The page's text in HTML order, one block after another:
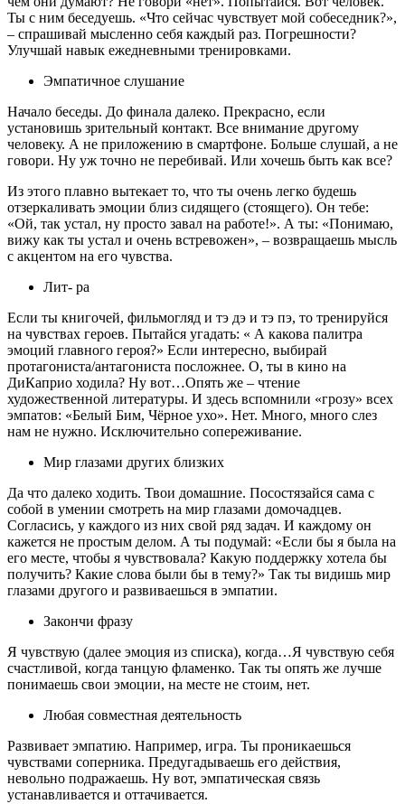
Ты с ним беседуешь. «Что сейчас чувствует мой собеседник?»,
– спрашивай мысленно себя каждый раз. Погрешности?
Улучшай навык ежедневными тренировками.
Эмпатичное слушание
Начало беседы. До финала далеко. Прекрасно, если
установишь зрительный контакт. Все внимание другому
человеку. А не приложению в смартфоне. Больше слушай, а не
говори. Ну уж точно не перебивай. Или хочешь быть как все?
Из этого плавно вытекает то, что ты очень легко будешь
отзеркаливать эмоции близ сидящего (стоящего). Он тебе:
«Ой, так устал, ну просто завал на работе!». А ты: «Понимаю,
вижу как ты устал и очень встревожен», – возвращаешь мысль
с акцентом на его чувства.
Лит- ра
Если ты книгочей, фильмогляд и тэ дэ и тэ пэ, то тренируйся
на чувствах героев. Пытайся угадать: « А какова палитра
эмоций главного героя?» Если интересно, выбирай
протагониста/антагониста посложнее. О, ты в кино на
ДиКаприо ходила? Ну вот…Опять же – чтение
художественной литературы. И здесь вспомнили «грозу» всех
эмпатов: «Белый Бим, Чёрное ухо». Нет. Много, много слез
нам не нужно. Исключительно сопереживание.
Мир глазами других близких
Да что далеко ходить. Твои домашние. Посостязайся сама с
собой в умении смотреть на мир глазами домочадцев.
Согласись, у каждого из них свой ряд задач. И каждому он
кажется не простым делом. А ты подумай: «Если бы я была на
его месте, чтобы я чувствовала? Какую поддержку хотела бы
получить? Какие слова были бы в тему?» Так ты видишь мир
глазами другого и развиваешься в эмпатии.
Закончи фразу
Я чувствую (далее эмоция из списка), когда…Я чувствую себя
счастливой, когда танцую фламенко. Так ты опять же лучше
понимаешь свои эмоции, на месте не стоим, нет.
Любая совместная деятельность
Развивает эмпатию. Например, игра. Ты проникаешься
чувствами соперника. Предугадываешь его действия,
невольно подражаешь. Ну вот, эмпатическая связь
устанавливается и оттачивается.